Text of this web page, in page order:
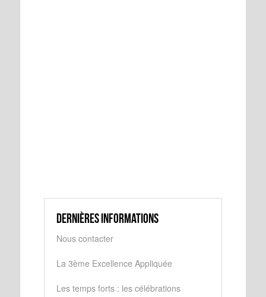
Dernières informations
Nous contacter
La 3ème Excellence Appliquée
Les temps forts : les célébrations